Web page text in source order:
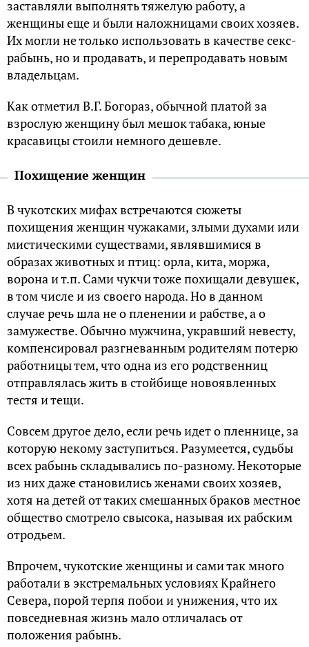
заставляли выполнять тяжелую работу, а
женщины еще и были наложницами своих хозяев.
Их могли не только использовать в качестве секс-
рабынь, но и продавать, и перепродавать новым
владельцам.
Как отметил В.Г. Богораз, обычной платой за
взрослую женщину был мешок табака, юные
красавицы стоили немного дешевле.
Похищение женщин
В чукотских мифах встречаются сюжеты
похищения женщин чужаками, злыми духами или
мистическими существами, являвшимися в
образах животных и птиц: орла, кита, моржа,
ворона и т.п. Сами чукчи тоже похищали девушек,
в том числе и из своего народа. Но в данном
случае речь шла не о пленении и рабстве, а о
замужестве. Обычно мужчина, укравший невесту,
компенсировал разгневанным родителям потерю
работницы тем, что одна из его родственниц
отправлялась жить в стойбище новоявленных
тестя и тещи.
Совсем другое дело, если речь идет о пленнице, за
которую некому заступиться. Разумеется, судьбы
всех рабынь складывались по-разному. Некоторые
из них даже становились женами своих хозяев,
хотя на детей от таких смешанных браков местное
общество смотрело свысока, называя их рабским
отродьем.
Впрочем, чукотские женщины и сами так много
работали в экстремальных условиях Крайнего
Севера, порой терпя побои и унижения, что их
повседневная жизнь мало отличалась от
положения рабынь.